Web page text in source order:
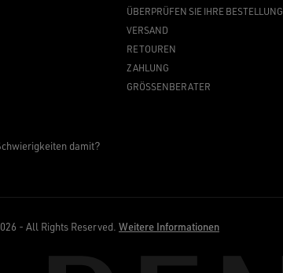
ÜBERPRÜFEN SIE IHRE BESTELLUNG
VERSAND
RETOUREN
ZAHLUNG
GRÖSSENBERATER
damit?
- All Rights Reserved. Weitere Informationen